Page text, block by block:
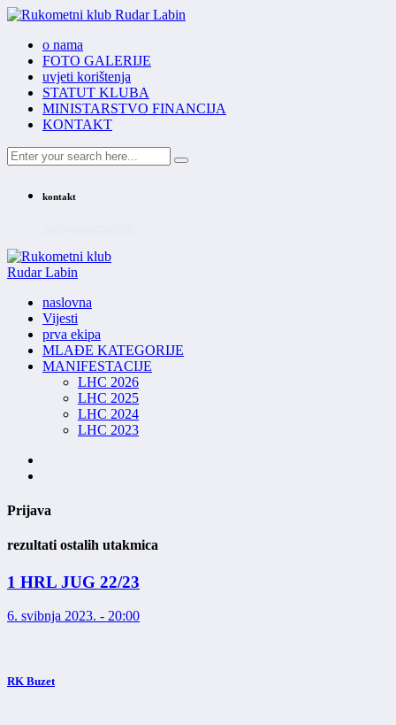
o nama
FOTO GALERIJE
uvjeti korištenja
STATUT KLUBA
MINISTARSTVO FINANCIJA
KONTAKT
kontakt
naslovna
Vijesti
prva ekipa
MLAĐE KATEGORIJE
MANIFESTACIJE
LHC 2026
LHC 2025
LHC 2024
LHC 2023
Prijava
rezultati ostalih utakmica
1 HRL JUG 22/23
6. svibnja 2023. - 20:00
RK Buzet